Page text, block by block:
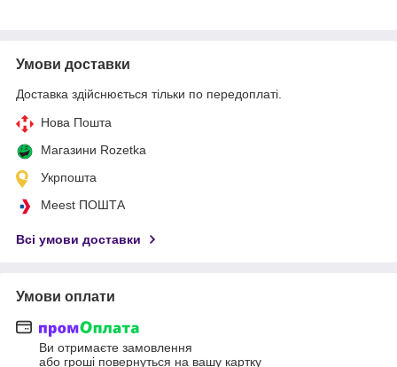
Умови доставки
Доставка здійснюється тільки по передоплаті.
Нова Пошта
Магазини Rozetka
Укрпошта
Meest ПОШТА
Всі умови доставки
Умови оплати
Ви отримаєте замовлення
або гроші повернуться на вашу картку